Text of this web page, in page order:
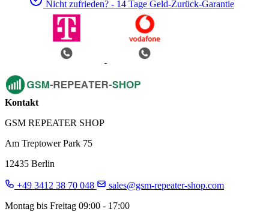
Nicht zufrieden? - 14 Tage Geld-Zurück-Garantie
Kontakt
GSM REPEATER SHOP
Am Treptower Park 75
12435 Berlin
+49 3412 38 70 048
sales@gsm-repeater-shop.com
Montag bis Freitag 09:00 - 17:00